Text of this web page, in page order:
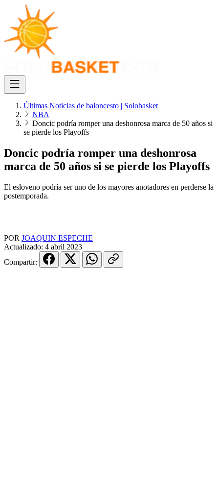
Últimas Noticias de baloncesto | Solobasket
NBA
Doncic podría romper una deshonrosa marca de 50 años si
se pierde los Playoffs
Doncic podría romper una deshonrosa
marca de 50 años si se pierde los Playoffs
El esloveno podría ser uno de los mayores anotadores en perderse la
postemporada.
POR JOAQUIN ESPECHE
Actualizado: 4 abril 2023
Compartir: